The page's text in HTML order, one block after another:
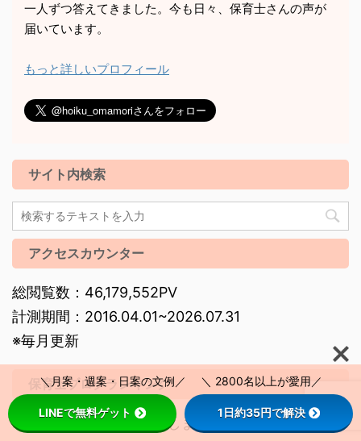
一人ずつ答えてきました。今も日々、保育士さんの声が
届いています。
もっと詳しいプロフィール
サイト内検索
アクセスカウンター
総閲覧数：46,179,552PV
計測期間：2016.04.01~2026.07.31
※毎月更新
保育士ブログランキング
♪応援クリック、お願いします♪
＼月案・週案・日案の文例／ ＼ 2800名以上が愛用／
LINEで無料ゲット 1日約35円で解決